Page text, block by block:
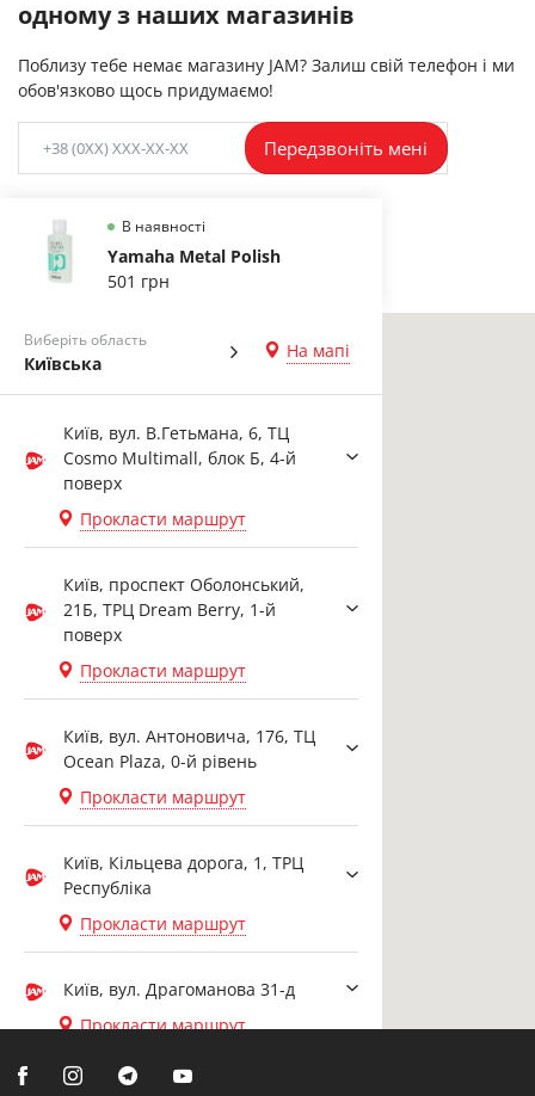
одному з наших магазинів
Поблизу тебе немає магазину JAM? Залиш свій телефон і ми
обов'язково щось придумаємо!
В наявності
Yamaha Metal Polish
501 грн
Виберіть область
Київська
На мапі
Київ, вул. В.Гетьмана, 6, ТЦ
Cosmo Multimall, блок Б, 4-й
поверх
Прокласти маршрут
Київ, проспект Оболонський,
21Б, ТРЦ Dream Berry, 1-й
поверх
Прокласти маршрут
Київ, вул. Антоновича, 176, ТЦ
Ocean Plaza, 0-й рівень
Прокласти маршрут
Київ, Кільцева дорога, 1, ТРЦ
Республіка
Прокласти маршрут
Київ, вул. Драгоманова 31-д
Прокласти маршрут
Біла Церква, вул. Ярослава
Передзвоніть мені